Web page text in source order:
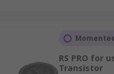
RS PRO for
Transistor